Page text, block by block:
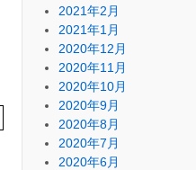
2021年2月
2021年1月
2020年12月
2020年11月
2020年10月
2020年9月
2020年8月
2020年7月
2020年6月